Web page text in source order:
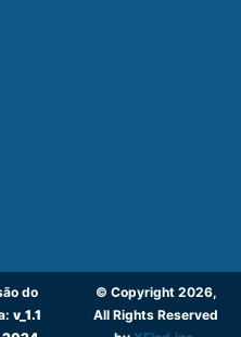
do
v_1.1
© Copyright 2026,
All Rights Reserved